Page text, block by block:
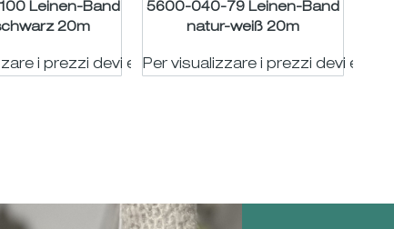
Leinen-Band
20m
i prezzi devi essere registrato
5600-040-79 Leinen-Band
natur-weiß 20m
Per visualizzare i prezzi devi